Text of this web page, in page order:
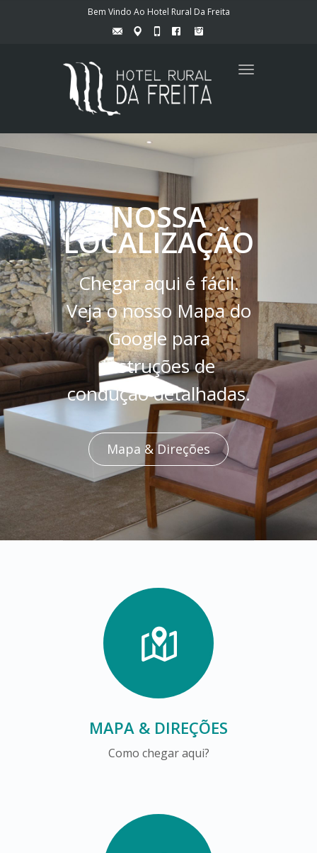
Bem Vindo Ao Hotel Rural Da Freita
Toggle
NOSSA
LOCALIZAÇÃO
Chegar aqui é fácil.
Veja o nosso Mapa do
Google para
instruções de
condução detalhadas.
Mapa & Direções
MAPA & DIREÇÕES
Como chegar aqui?